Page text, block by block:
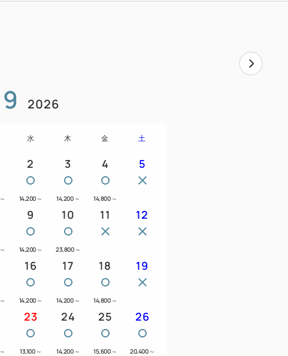
9 2026
水 木 金 土
～
2
14,200 ～
3
14,200 ～
4
14,800 ～
5
～
9
14,200 ～
10
23,800 ～
11 12
～
16
14,200 ～
17
14,200 ～
18
14,800 ～
19
～
23
13,100 ～
24
14,200 ～
25
15,600 ～
26
20,400 ～